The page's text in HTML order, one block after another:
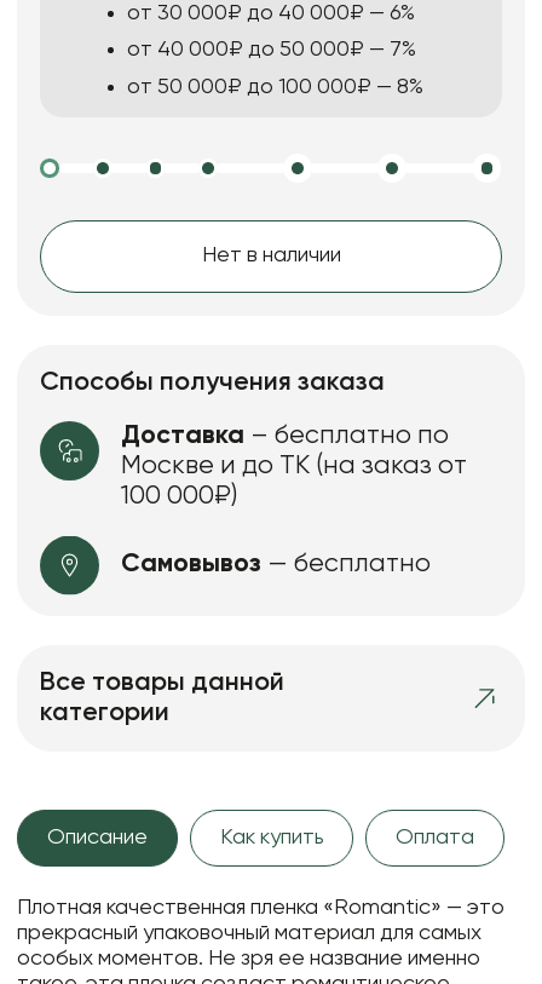
от 30 000₽ до 40 000₽ — 6%
от 40 000₽ до 50 000₽ — 7%
от 50 000₽ до 100 000₽ — 8%
Нет в наличии
Способы получения заказа
Доставка – бесплатно по
Москве и до ТК (на заказ от
100 000₽)
Самовывоз — бесплатно
Все товары данной
категории
Описание Как купить Оплата
Плотная качественная пленка «Romantic» — это
прекрасный упаковочный материал для самых
особых моментов. Не зря ее название именно